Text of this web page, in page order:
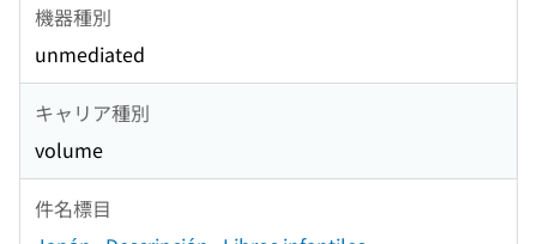
機器種別
unmediated
キャリア種別
volume
件名標目